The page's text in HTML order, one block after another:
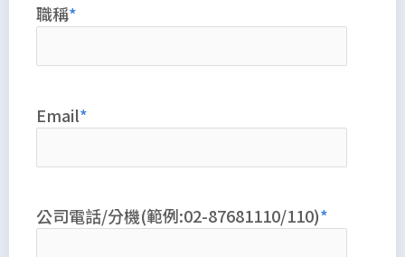
職稱
Email
公司電話/分機(範例:02-87681110/110)